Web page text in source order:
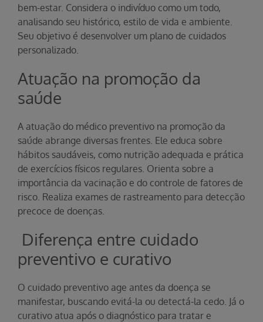
bem-estar. Considera o indivíduo como um todo,
analisando seu histórico, estilo de vida e ambiente.
Seu objetivo é desenvolver um plano de cuidados
personalizado.
Atuação na promoção da
saúde
A atuação do médico preventivo na promoção da
saúde abrange diversas frentes. Ele educa sobre
hábitos saudáveis, como nutrição adequada e prática
de exercícios físicos regulares. Orienta sobre a
importância da vacinação e do controle de fatores de
risco. Realiza exames de rastreamento para detecção
precoce de doenças.
Diferença entre cuidado
preventivo e curativo
O cuidado preventivo age antes da doença se
manifestar, buscando evitá-la ou detectá-la cedo. Já o
curativo atua após o diagnóstico para tratar e